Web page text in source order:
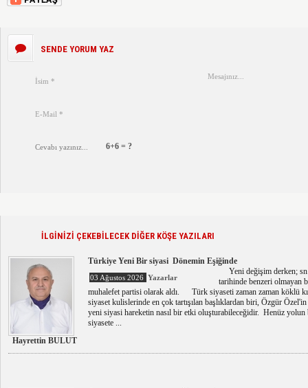
SENDE YORUM YAZ
6+6 = ?
İLGİNİZİ ÇEKEBİLECEK DİĞER KÖŞE YAZILARI
Hayrettin BULUT
Türkiye Yeni Bir siyasi Dönemin Eşiğinde
03 Ağustos 2026 Yazarlar
Yeni değişim derken;
tarihinde benzeri olmayan
muhalefet partisi olarak aldı. Türk siyaseti zaman zaman köklü
siyaset kulislerinde en çok tartışılan başlıklardan biri, Özgür
yeni siyasi hareketin nasıl bir etki oluşturabileceğidir. Henüz yolun
siyasete ...